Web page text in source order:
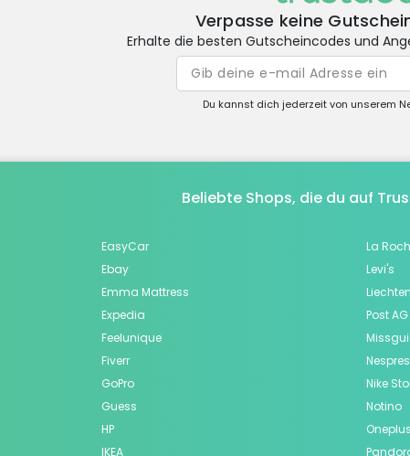
Verpasse keine
Erhalte die besten Gutscheincodes und
Du kannst dich jederzeit von unserem
Beliebte Shops, die du auf
EasyCar
Ebay
Emma Mattress
Expedia
Feelunique
Fiverr
GoPro
Guess
HP
IKEA
La
Levi's
Post AG
Nike
Notino
Oneplus